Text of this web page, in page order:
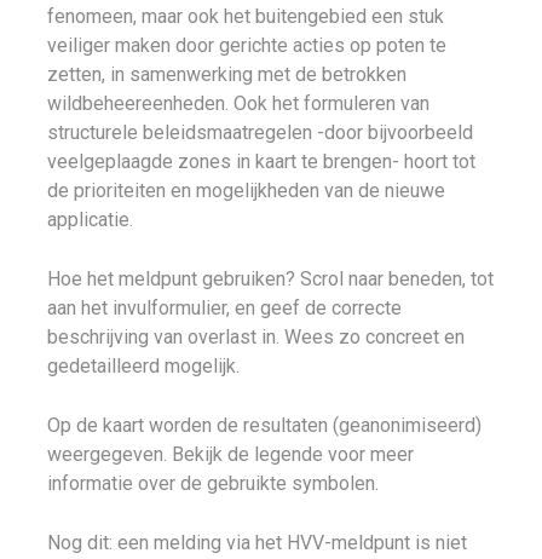
fenomeen, maar ook het buitengebied een stuk
veiliger maken door gerichte acties op poten te
zetten, in samenwerking met de betrokken
wildbeheereenheden. Ook het formuleren van
structurele beleidsmaatregelen -door bijvoorbeeld
veelgeplaagde zones in kaart te brengen- hoort tot
de prioriteiten en mogelijkheden van de nieuwe
applicatie.
Hoe het meldpunt gebruiken? Scrol naar beneden, tot
aan het invulformulier, en geef de correcte
beschrijving van overlast in. Wees zo concreet en
gedetailleerd mogelijk.
Op de kaart worden de resultaten (geanonimiseerd)
weergegeven. Bekijk de legende voor meer
informatie over de gebruikte symbolen.
Nog dit: een melding via het HVV-meldpunt is niet